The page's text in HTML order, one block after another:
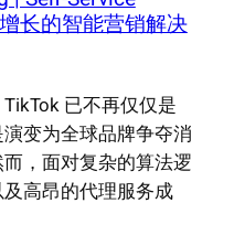
长的智能营销解决
已不再仅仅是
变为全球品牌争夺消
，面对复杂的算法逻
高昂的代理服务成